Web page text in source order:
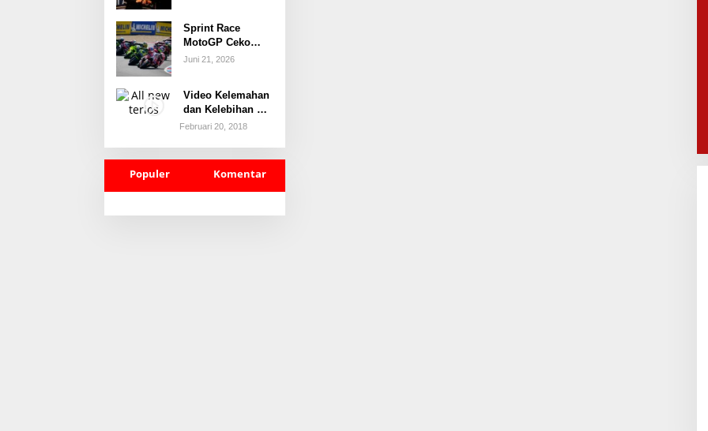
Berstandar Dunia
Sprint Race
MotoGP Ceko
2026: Bagnaia
Ogura dan Marc
Marquez Beri
Tekanan
Juni 21, 2026
Video Kelemahan
dan Kelebihan All
New Terios
Februari 20, 2018
Populer Komentar